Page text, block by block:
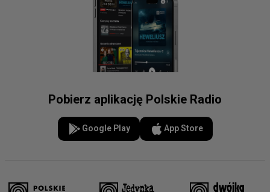
Pobierz aplikację Polskie Radio
Google Play App Store